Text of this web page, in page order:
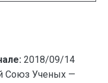
2018/09/14
Союз Ученых —